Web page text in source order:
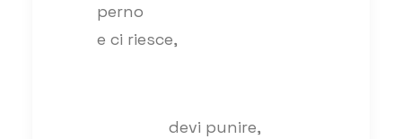
perno
e ci riesce,
devi punire,